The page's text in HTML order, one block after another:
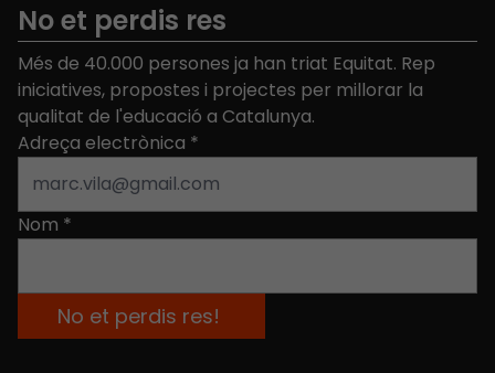
No et perdis res
Més de 40.000 persones ja han triat Equitat. Rep
iniciatives, propostes i projectes per millorar la
qualitat de l'educació a Catalunya.
Adreça electrònica *
Nom *